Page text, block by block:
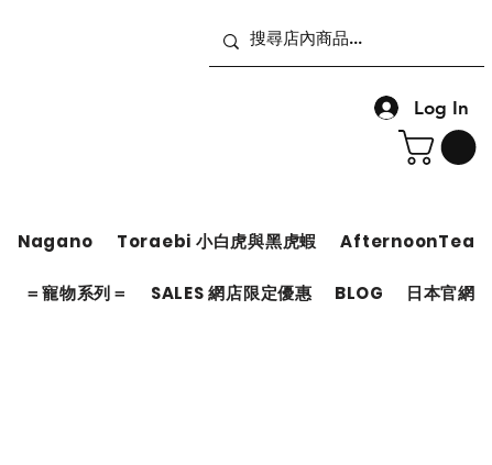
Log In
Nagano Toraebi 小白虎與黑虎蝦 AfternoonTea
＝寵物系列＝ SALES 網店限定優惠 BLOG 日本官網